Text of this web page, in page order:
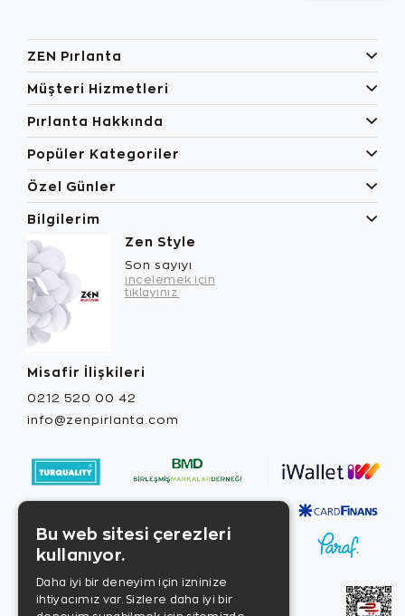
ZEN Pırlanta
Müşteri Hizmetleri
Pırlanta Hakkında
Popüler Kategoriler
Özel Günler
Bilgilerim
Zen Style
Son sayıyı
incelemek için
tıklayınız.
Misafir İlişkileri
0212 520 00 42
info@zenpirlanta.com
Bu web sitesi çerezleri
kullanıyor.
Daha iyi bir deneyim için izninize
ihtiyacımız var. Sizlere daha iyi bir